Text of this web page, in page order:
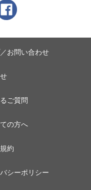
お問い合わせ
ご質問
の方へ
約
シーポリシー